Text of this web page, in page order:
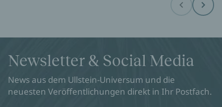
Before Next
Newsletter & Social Media
News aus dem Ullstein-Universum und die
neuesten Veröffentlichungen direkt in Ihr Postfach.